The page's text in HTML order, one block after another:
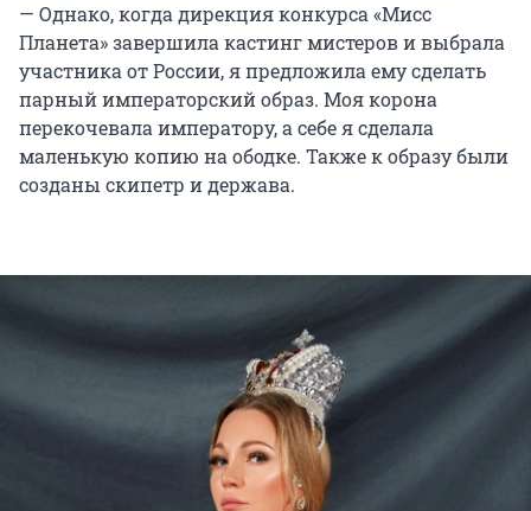
— Однако, когда дирекция конкурса «Мисс
Планета» завершила кастинг мистеров и выбрала
участника от России, я предложила ему сделать
парный императорский образ. Моя корона
перекочевала императору, а себе я сделала
маленькую копию на ободке. Также к образу были
созданы скипетр и держава.